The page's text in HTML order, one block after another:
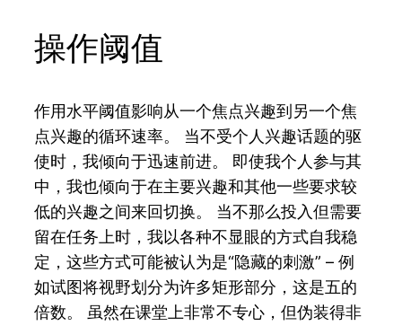
操作阈值
作用水平阈值影响从一个焦点兴趣到另一个焦
点兴趣的循环速率。 当不受个人兴趣话题的驱
使时，我倾向于迅速前进。 即使我个人参与其
中，我也倾向于在主要兴趣和其他一些要求较
低的兴趣之间来回切换。 当不那么投入但需要
留在任务上时，我以各种不显眼的方式自我稳
定，这些方式可能被认为是“隐藏的刺激” – 例
如试图将视野划分为许多矩形部分，这是五的
倍数。 虽然在课堂上非常不专心，但伪装得非